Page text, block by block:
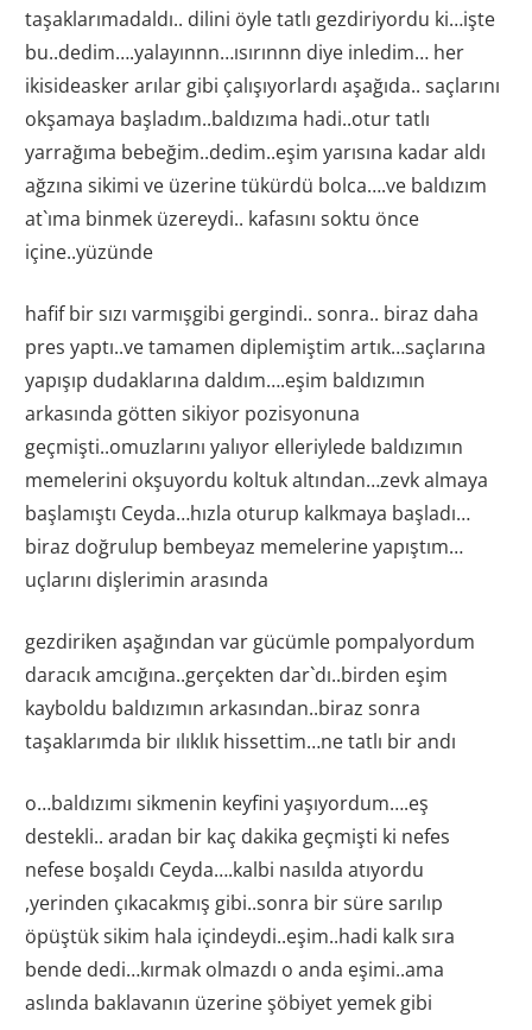
taşaklarımadaldı.. dilini öyle tatlı gezdiriyordu ki…işte
bu..dedim….yalayınnn…ısırınnn diye inledim… her
ikisideasker arılar gibi çalışıyorlardı aşağıda.. saçlarını
okşamaya başladım..baldızıma hadi..otur tatlı
yarrağıma bebeğim..dedim..eşim yarısına kadar aldı
ağzına sikimi ve üzerine tükürdü bolca….ve baldızım
at`ıma binmek üzereydi.. kafasını soktu önce
içine..yüzünde
hafif bir sızı varmışgibi gergindi.. sonra.. biraz daha
pres yaptı..ve tamamen diplemiştim artık…saçlarına
yapışıp dudaklarına daldım….eşim baldızımın
arkasında götten sikiyor pozisyonuna
geçmişti..omuzlarını yalıyor elleriylede baldızımın
memelerini okşuyordu koltuk altından…zevk almaya
başlamıştı Ceyda…hızla oturup kalkmaya başladı…
biraz doğrulup bembeyaz memelerine yapıştım…
uçlarını dişlerimin arasında
gezdiriken aşağından var gücümle pompalyordum
daracık amcığına..gerçekten dar`dı..birden eşim
kayboldu baldızımın arkasından..biraz sonra
taşaklarımda bir ılıklık hissettim…ne tatlı bir andı
o…baldızımı sikmenin keyfini yaşıyordum….eş
destekli.. aradan bir kaç dakika geçmişti ki nefes
nefese boşaldı Ceyda….kalbi nasılda atıyordu
,yerinden çıkacakmış gibi..sonra bir süre sarılıp
öpüştük sikim hala içindeydi..eşim..hadi kalk sıra
bende dedi…kırmak olmazdı o anda eşimi..ama
aslında baklavanın üzerine şöbiyet yemek gibi